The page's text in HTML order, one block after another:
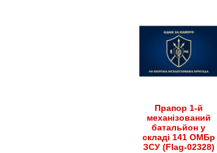
Прапор 1-й
механізований
батальйон у
складі 141 ОМБр
ЗСУ (Flag-02328)